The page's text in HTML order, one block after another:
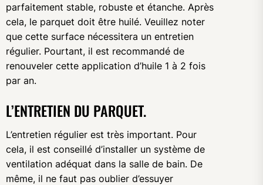
parfaitement stable, robuste et étanche. Après
cela, le parquet doit être huilé. Veuillez noter
que cette surface nécessitera un entretien
régulier. Pourtant, il est recommandé de
renouveler cette application d’huile 1 à 2 fois
par an.
L’ENTRETIEN DU PARQUET.
L’entretien régulier est très important. Pour
cela, il est conseillé d’installer un système de
ventilation adéquat dans la salle de bain. De
même, il ne faut pas oublier d’essuyer